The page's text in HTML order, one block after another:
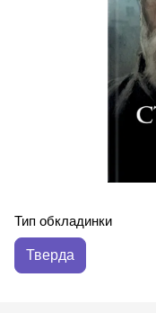
Тип обкладинки
Тверда